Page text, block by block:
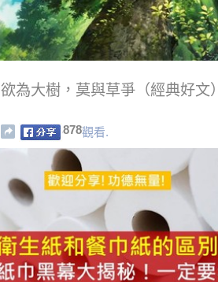
欲為大樹，莫與草爭（經典好文）
878觀看.